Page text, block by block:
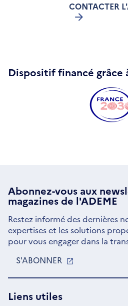
CONTACTER
Dispositif financé grâce
Abonnez-vous aux
magazines de l'ADEME
Restez informé des dernières
expertises et les solutions
pour vous engager dans la
S'ABONNER
UNE
Liens utiles